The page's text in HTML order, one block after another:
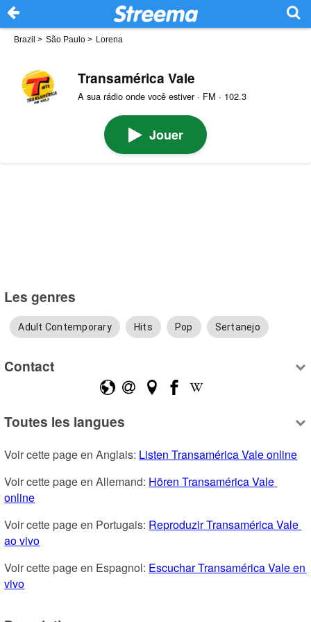
Brazil > São Paulo > Lorena
Transamérica Vale
A sua rádio onde você estiver · FM · 102.3
Jouer
Les genres
Adult Contemporary Hits Pop Sertanejo
Contact
Toutes les langues
Voir cette page en Anglais: Listen Transamérica Vale online
Voir cette page en Allemand: Hören Transamérica Vale
online
Voir cette page en Portugais: Reproduzir Transamérica Vale
ao vivo
Voir cette page en Espagnol: Escuchar Transamérica Vale en
vivo